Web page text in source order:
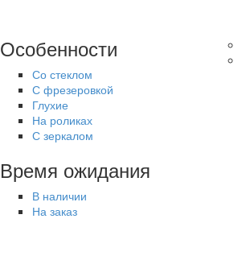
Особенности
Со стеклом
С фрезеровкой
Глухие
На роликах
С зеркалом
Время ожидания
В наличии
На заказ